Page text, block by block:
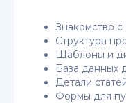
Знакомство с
Структура
Шаблоны и
База данных
Детали
Формы для